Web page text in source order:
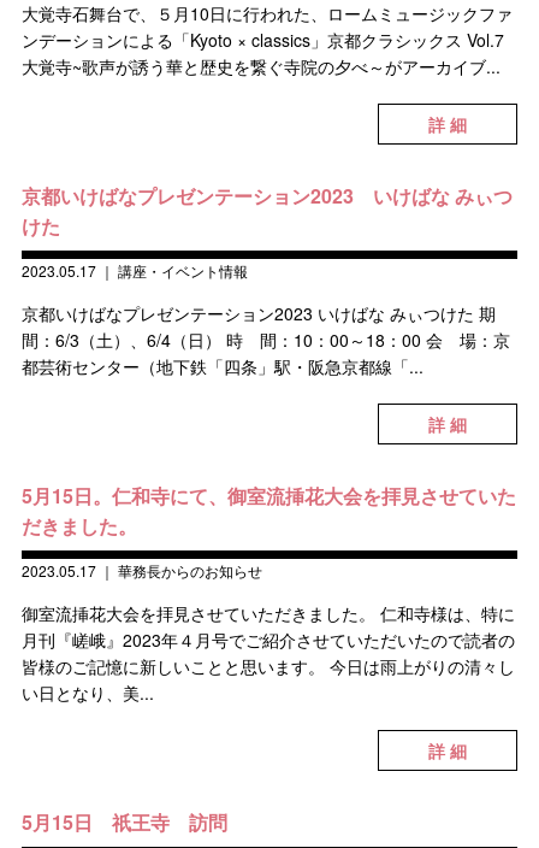
大覚寺石舞台で、５月10日に行われた、ロームミュージックファ
ンデーションによる「Kyoto × classics」京都クラシックス Vol.7
大覚寺~歌声が誘う華と歴史を繋ぐ寺院の夕べ～がアーカイブ...
詳 細
京都いけばなプレゼンテーション2023 いけばな みぃつ
けた
2023.05.17｜ 講座・イベント情報
京都いけばなプレゼンテーション2023 いけばな みぃつけた 期
間：6/3（土）、6/4（日） 時 間：10：00～18：00 会 場：京
都芸術センター（地下鉄「四条」駅・阪急京都線「...
詳 細
5月15日。仁和寺にて、御室流挿花大会を拝見させていた
だきました。
2023.05.17｜ 華務長からのお知らせ
御室流挿花大会を拝見させていただきました。 仁和寺様は、特に
月刊『嵯峨』2023年４月号でご紹介させていただいたので読者の
皆様のご記憶に新しいことと思います。 今日は雨上がりの清々し
い日となり、美...
詳 細
5月15日 祇王寺 訪問